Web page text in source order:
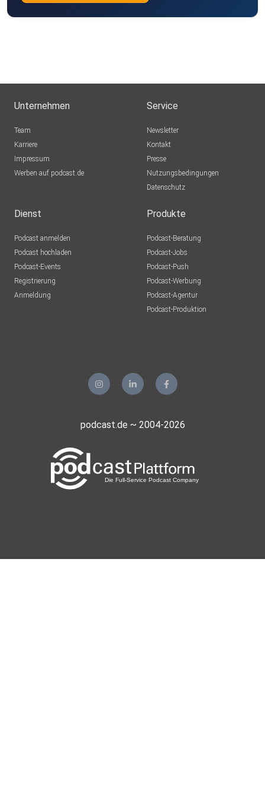
Unternehmen
Team
Karriere
Impressum
Werben auf podcast.de
Service
Newsletter
Kontakt
Presse
Nutzungsbedingungen
Datenschutz
Dienst
Podcast anmelden
Podcast hochladen
Podcast-Events
Registrierung
Anmeldung
Produkte
Podcast-Beratung
Podcast-Jobs
Podcast-Push
Podcast-Werbung
Podcast-Agentur
Podcast-Produktion
podcast.de ~ 2004-2026